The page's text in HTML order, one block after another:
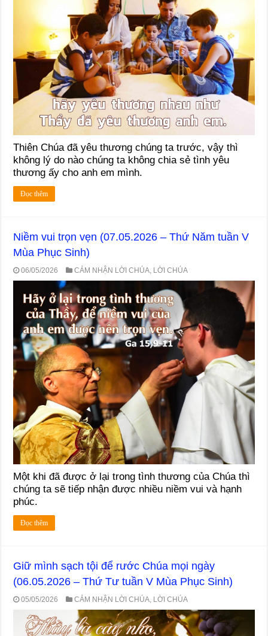
Thiên Chúa đã yêu thương chúng ta trước, vậy thì
không lý do nào chúng ta không chia sẻ tình yêu
thương ấy cho anh em mình.
Đọc thêm
Niềm vui trọn vẹn (07.05.2026 – Thứ Năm tuần V
Mùa Phục Sinh)
06/05/2026 CẢM NHẬN LỜI CHÚA LỜI CHÚA
Một khi đã được ở lại trong tình thương của Chúa thì
chúng ta sẽ tiếp nhận được nhiều niềm vui và hạnh
phúc.
Đọc thêm
Giữ mình sạch tội để rước Chúa mọi ngày
(06.05.2026 – Thứ Tư tuần V Mùa Phục Sinh)
05/05/2026 CẢM NHẬN LỜI CHÚA LỜI CHÚA